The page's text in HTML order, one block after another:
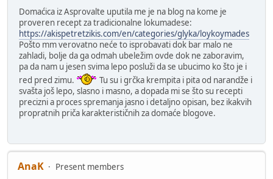
Domaćica iz Asprovalte uputila me je na blog na kome je
proveren recept za tradicionalne lokumadese:
https://akispetretzikis.com/en/categories/glyka/loykoymades
Pošto mm verovatno neće to isprobavati dok bar malo ne
zahladi, bolje da ga odmah ubeležim ovde dok ne zaboravim,
pa da nam u jesen svima lepo posluži da se ubucimo ko što je i
red pred zimu.
Tu su i grčka krempita i pita od narandže i
svašta još lepo, slasno i masno, a dopada mi se što su recepti
precizni a proces spremanja jasno i detaljno opisan, bez ikakvih
propratnih priča karakterističnih za domaće blogove.
AnaK
Present members